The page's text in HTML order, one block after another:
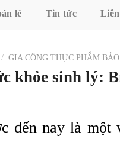
lẻ Tin tức
/ GIA CÔNG THỰC PHẨM
khỏe sinh lý:
đến nay là một